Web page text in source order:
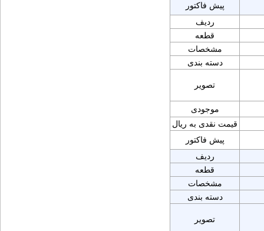
پیش فاکتور
ردیف
قطعه
مشخصات
دسته بندی
تصویر
موجودی
قیمت نقدی به ریال
پیش فاکتور
ردیف
قطعه
مشخصات
دسته بندی
تصویر